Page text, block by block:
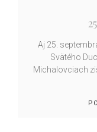
Aj 25.
Svätého
Michalovciach